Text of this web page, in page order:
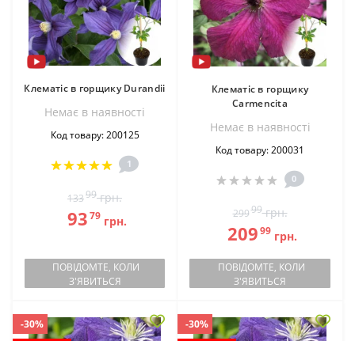
Клематіс в горщику Durandii
Немає в наявностi
Код товару: 200125
1
13399грн.
9379грн.
ПОВІДОМТЕ, КОЛИ
З'ЯВИТЬСЯ
Клематіс в горщику
Carmencita
Немає в наявностi
Код товару: 200031
0
29999грн.
20999грн.
ПОВІДОМТЕ, КОЛИ
З'ЯВИТЬСЯ
-30%
-30%